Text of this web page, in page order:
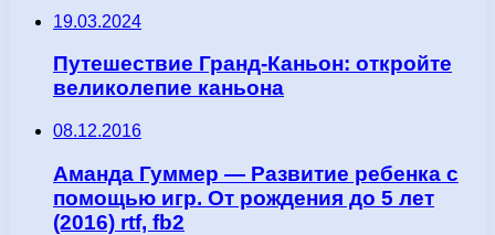
19.03.2024
Путешествие Гранд-Каньон: откройте
великолепие каньона
08.12.2016
Аманда Гуммер — Развитие ребенка с
помощью игр. От рождения до 5 лет
(2016) rtf, fb2